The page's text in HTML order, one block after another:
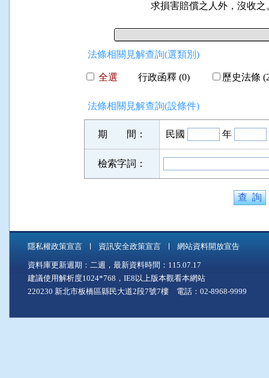
求損害賠償之人外，沒收之
法條相關見解查詢(選類別)
全選 行政函釋 (0) 歷史法條
法條相關見解查詢(設條件)
期 間： 民國 年
檢索字詞：
隱私權政策宣言 資訊安全政策宣言 網站資料開放宣告
資料庫更新週期：二週，最新資料時間：115.07.17
建議使用解析度1024*768，IE8以上版本觀看本網站
220230 新北市板橋區縣民大道2段7號7樓 電話：02-8968-9999